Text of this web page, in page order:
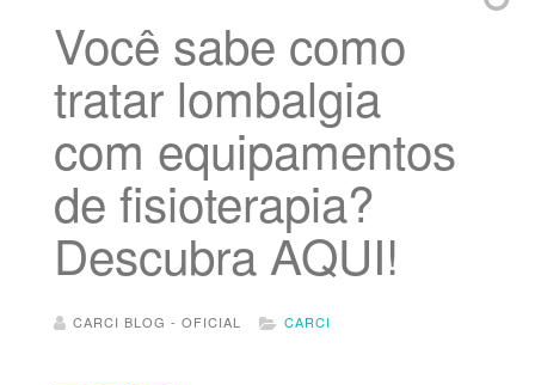
Você sabe como
tratar lombalgia
com equipamentos
de fisioterapia?
Descubra AQUI!
CARCI BLOG - OFICIAL CARCI